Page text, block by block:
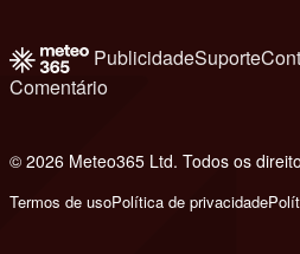
PublicidadeSuporte
Comentário
© 2026 Meteo365 Ltd. Todos os
Termos de usoPolítica de privacidade